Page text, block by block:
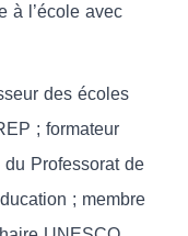
à l’école avec
des écoles
; formateur
du Professorat de
; membre